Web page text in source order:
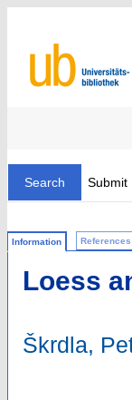
Search Submit
Information References
Loess
Škrdla,